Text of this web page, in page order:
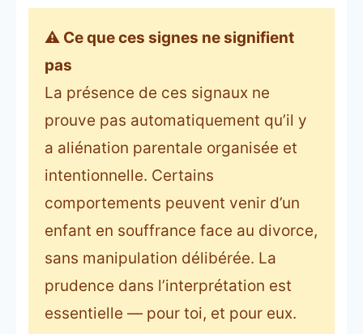
⚠️ Ce que ces signes ne signifient
pas
La présence de ces signaux ne
prouve pas automatiquement qu’il y
a aliénation parentale organisée et
intentionnelle. Certains
comportements peuvent venir d’un
enfant en souffrance face au divorce,
sans manipulation délibérée. La
prudence dans l’interprétation est
essentielle — pour toi, et pour eux.